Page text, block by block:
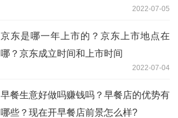
2022-07-05
京东是哪一年上市的？京东上市地点在
哪？京东成立时间和上市时间
2022-07-04
早餐生意好做吗赚钱吗？早餐店的优势有
哪些？现在开早餐店前景怎么样?